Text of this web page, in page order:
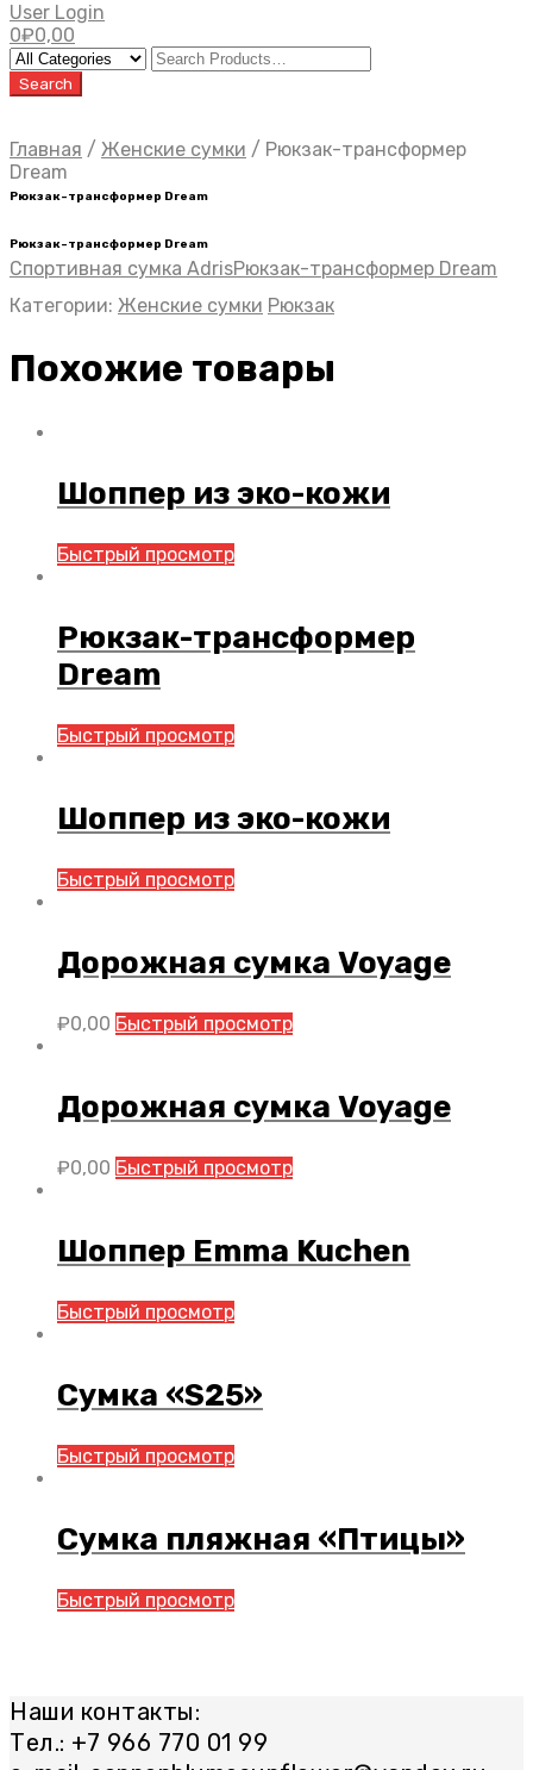
User Login
0₽0,00
Главная / Женские сумки / Рюкзак-трансформер
Dream
Рюкзак-трансформер Dream
Рюкзак-трансформер Dream
Спортивная сумка AdrisРюкзак-трансформер Dream
Категории: Женские сумки Рюкзак
Похожие товары
Шоппер из эко-кожи
Быстрый просмотр
Рюкзак-трансформер
Dream
Быстрый просмотр
Шоппер из эко-кожи
Быстрый просмотр
Дорожная сумка Voyage
₽0,00 Быстрый просмотр
Дорожная сумка Voyage
₽0,00 Быстрый просмотр
Шоппер Emma Kuchen
Быстрый просмотр
Сумка «S25»
Быстрый просмотр
Сумка пляжная «Птицы»
Быстрый просмотр
Наши контакты:
Тел.: +7 966 770 01 99